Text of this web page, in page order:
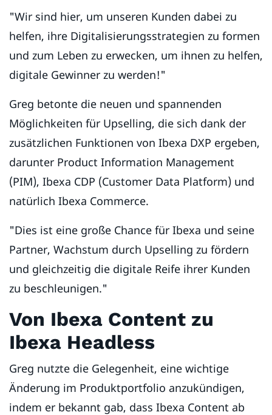
"Wir sind hier, um unseren Kunden dabei zu
helfen, ihre Digitalisierungsstrategien zu formen
und zum Leben zu erwecken, um ihnen zu helfen,
digitale Gewinner zu werden!"
Greg betonte die neuen und spannenden
Möglichkeiten für Upselling, die sich dank der
zusätzlichen Funktionen von Ibexa DXP ergeben,
darunter Product Information Management
(PIM), Ibexa CDP (Customer Data Platform) und
natürlich Ibexa Commerce.
"Dies ist eine große Chance für Ibexa und seine
Partner, Wachstum durch Upselling zu fördern
und gleichzeitig die digitale Reife ihrer Kunden
zu beschleunigen."
Von Ibexa Content zu
Ibexa Headless
Greg nutzte die Gelegenheit, eine wichtige
Änderung im Produktportfolio anzukündigen,
indem er bekannt gab, dass Ibexa Content ab